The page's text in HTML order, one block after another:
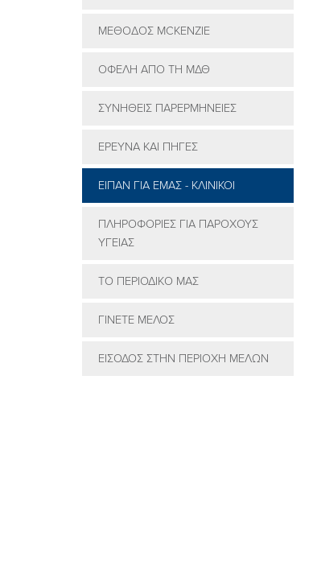
MEΘOΔOΣ MCKENZIE
ΟΦEΛΗ ΑΠO ΤΗ ΜΔΘ
ΣΥΝHΘΕΙΣ ΠΑΡΕΡΜΗΝΕIΕΣ
EΡΕΥΝΑ ΚΑΙ ΠΗΓEΣ
EIΠΑΝ ΓΙΑ ΕΜAΣ - ΚΛΙΝΙΚΟI
ΠΛΗΡΟΦΟΡIΕΣ ΓΙΑ ΠΑΡOΧΟΥΣ
ΥΓΕIΑΣ
ΤΟ ΠΕΡΙΟΔΙΚO ΜΑΣ
ΓΙΝΕΤΕ ΜΕΛΟΣ
ΕΙΣΟΔΟΣ ΣΤΗΝ ΠΕΡΙΟΧΗ ΜΕΛΩΝ